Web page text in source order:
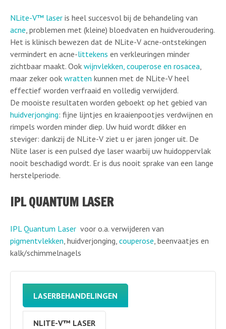
NLite-V™ laser is heel succesvol bij de behandeling van
acne, problemen met (kleine) bloedvaten en huidveroudering.
Het is klinisch bewezen dat de NLite-V acne-ontstekingen
vermindert en acne-littekens en verkleuringen minder
zichtbaar maakt. Ook wijnvlekken, couperose en rosacea,
maar zeker ook wratten kunnen met de NLite-V heel
effectief worden verfraaid en volledig verwijderd.
De mooiste resultaten worden geboekt op het gebied van
huidverjonging: fijne lijntjes en kraaienpootjes verdwijnen en
rimpels worden minder diep. Uw huid wordt dikker en
steviger: dankzij de NLite-V ziet u er jaren jonger uit. De
Nlite laser is een pulsed dye laser waarbij uw huidoppervlak
nooit beschadigd wordt. Er is dus nooit sprake van een lange
herstelperiode.
IPL QUANTUM LASER
IPL Quantum Laser voor o.a. verwijderen van
pigmentvlekken, huidverjonging, couperose, beenvaatjes en
kalk/schimmelnagels
LASERBEHANDELINGEN
NLITE-V™ LASER